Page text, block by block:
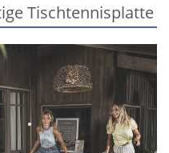
Tischtennisplatte